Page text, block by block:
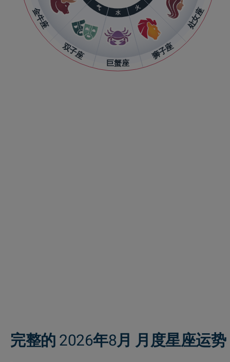
完整的 2026年8月 月度星座运势
金牛座
双子座
巨蟹座
狮子座
处女座
气
水
火